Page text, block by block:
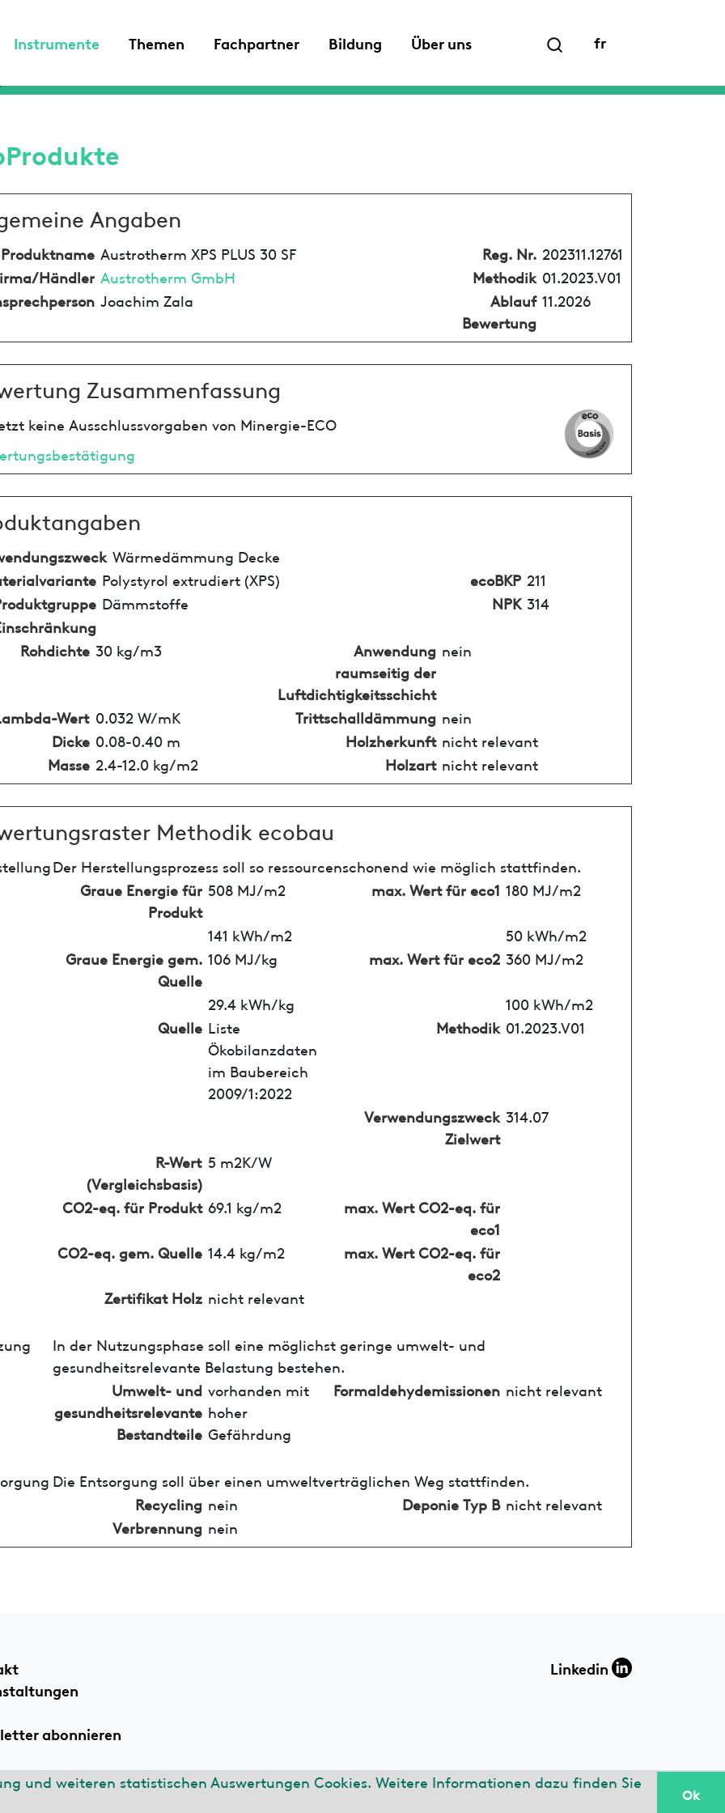
und weiteren statistischen Auswertungen Cookies. Weitere Informationen dazu finden Sie
Ok
Instrumente Themen Fachpartner Bildung Über uns fr
Angaben
Produktname Austrotherm XPS PLUS 30 SF Reg. Nr. 202311.12761
Händler Austrotherm GmbH Methodik 01.2023.V01
Joachim Zala
Ablauf
Bewertung
11.2026
Zusammenfassung
keine Ausschlussvorgaben von Minergie-ECO
Wärmedämmung Decke
Polystyrol extrudiert (XPS) ecoBKP 211
Dämmstoffe NPK 314
Rohdichte 30 kg/m3
Anwendung
raumseitig der
Luftdichtigkeitsschicht
nein
Wert 0.032 W/mK Trittschalldämmung nein
Dicke 0.08-0.40 m Holzherkunft nicht relevant
Masse 2.4-12.0 kg/m2 Holzart nicht relevant
Methodik ecobau
Der Herstellungsprozess soll so ressourcenschonend wie möglich stattfinden.
Graue Energie für
Produkt
508 MJ/m2 max. Wert für eco1 180 MJ/m2
141 kWh/m2
50 kWh/m2
Graue Energie gem.
Quelle
106 MJ/kg max. Wert für eco2 360 MJ/m2
29.4 kWh/kg
100 kWh/m2
Quelle Liste
Ökobilanzdaten
im Baubereich
2009/1:2022
Methodik 01.2023.V01
Verwendungszweck
Zielwert
314.07
R-Wert
(Vergleichsbasis)
5 m2K/W
CO2-eq. für Produkt 69.1 kg/m2
max. Wert CO2-eq. für
eco1
CO2-eq. gem. Quelle 14.4 kg/m2
max. Wert CO2-eq. für
eco2
Zertifikat Holz nicht relevant
In der Nutzungsphase soll eine möglichst geringe umwelt- und
gesundheitsrelevante Belastung bestehen.
Umwelt- und
gesundheitsrelevante
Bestandteile
vorhanden mit
hoher
Gefährdung
Formaldehydemissionen nicht relevant
Die Entsorgung soll über einen umweltverträglichen Weg stattfinden.
Recycling nein Deponie Typ B nicht relevant
Verbrennung nein
abonnieren
Linkedin